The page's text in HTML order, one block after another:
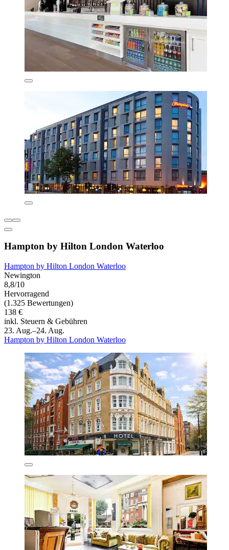
Hampton by Hilton London Waterloo
Hampton by Hilton London Waterloo
Newington
8,8/10
Hervorragend
(1.325 Bewertungen)
138 €
inkl. Steuern & Gebühren
23. Aug.–24. Aug.
Hampton by Hilton London Waterloo